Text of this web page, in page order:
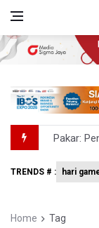
Pakar:
Tim 9
BNPB
TRENDS # : hari
Home Tag